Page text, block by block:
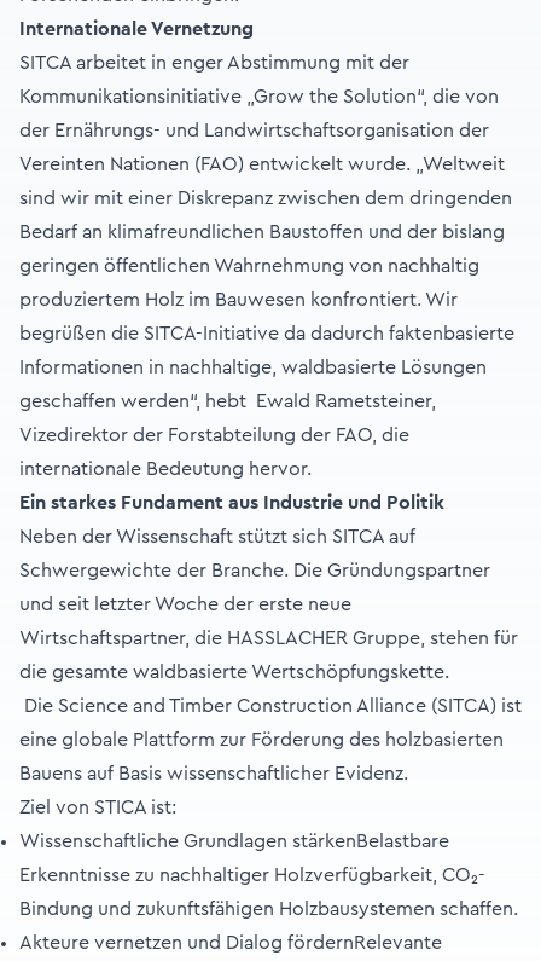
Internationale Vernetzung
SITCA arbeitet in enger Abstimmung mit der
Kommunikationsinitiative „Grow the Solution“, die von
der Ernährungs- und Landwirtschaftsorganisation der
Vereinten Nationen (FAO) entwickelt wurde. „Weltweit
sind wir mit einer Diskrepanz zwischen dem dringenden
Bedarf an klimafreundlichen Baustoffen und der bislang
geringen öffentlichen Wahrnehmung von nachhaltig
produziertem Holz im Bauwesen konfrontiert. Wir
begrüßen die SITCA-Initiative da dadurch faktenbasierte
Informationen in nachhaltige, waldbasierte Lösungen
geschaffen werden“, hebt Ewald Rametsteiner,
Vizedirektor der Forstabteilung der FAO, die
internationale Bedeutung hervor.
Ein starkes Fundament aus Industrie und Politik
Neben der Wissenschaft stützt sich SITCA auf
Schwergewichte der Branche. Die Gründungspartner
und seit letzter Woche der erste neue
Wirtschaftspartner, die HASSLACHER Gruppe, stehen für
die gesamte waldbasierte Wertschöpfungskette.
Die Science and Timber Construction Alliance (SITCA) ist
eine globale Plattform zur Förderung des holzbasierten
Bauens auf Basis wissenschaftlicher Evidenz.
Ziel von STICA ist:
Wissenschaftliche Grundlagen stärkenBelastbare
Erkenntnisse zu nachhaltiger Holzverfügbarkeit, CO₂-
Bindung und zukunftsfähigen Holzbausystemen schaffen.
Akteure vernetzen und Dialog fördernRelevante